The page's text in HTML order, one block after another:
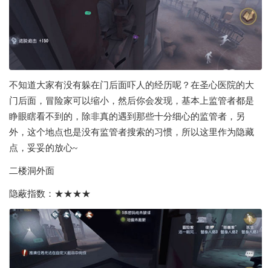
不知道大家有没有躲在门后面吓人的经历呢？在圣心医院的大
门后面，冒险家可以缩小，然后你会发现，基本上监管者都是
睁眼瞎看不到的，除非真的遇到那些十分细心的监管者，另
外，这个地点也是没有监管者搜索的习惯，所以这里作为隐藏
点，妥妥的放心~
二楼洞外面
隐蔽指数：★★★★